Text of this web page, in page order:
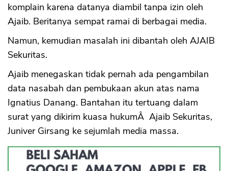
komplain karena datanya diambil tanpa izin oleh
Ajaib. Beritanya sempat ramai di berbagai media.
Namun, kemudian masalah ini dibantah oleh AJAIB
Sekuritas.
Ajaib menegaskan tidak pernah ada pengambilan
data nasabah dan pembukaan akun atas nama
Ignatius Danang. Bantahan itu tertuang dalam
surat yang dikirim kuasa hukumÂ Ajaib Sekuritas,
Juniver Girsang ke sejumlah media massa.